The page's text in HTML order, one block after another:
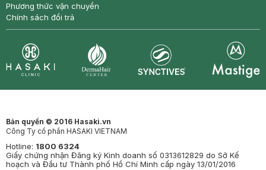
Phương thức vận chuyển
Chính sách đổi trả
Bản quyền © 2016 Hasaki.vn
Công Ty cổ phần HASAKI VIETNAM
Hotline: 1800 6324
Giấy chứng nhận Đăng ký Kinh doanh số 0313612829 do Sở Kế
hoạch và Đầu tư Thành phố Hồ Chí Minh cấp ngày 13/01/2016